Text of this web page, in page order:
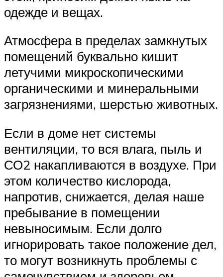
одежде и вещах.
Атмосфера в пределах замкнутых
помещений буквально кишит
летучими микроскопическими
органическими и минеральными
загрязнениями, шерстью животных.
Если в доме нет системы
вентиляции, то вся влага, пыль и
СО2 накапливаются в воздухе. При
этом количество кислорода,
напротив, снижается, делая наше
пребывание в помещении
невыносимым. Если долго
игнорировать такое положение дел,
то могут возникнуть проблемы с